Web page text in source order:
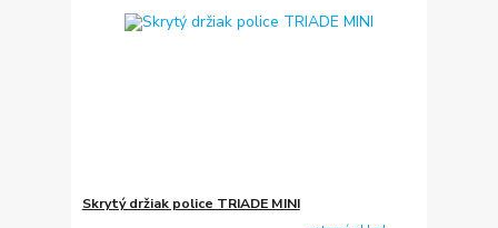
Skrytý držiak police TRIADE MINI